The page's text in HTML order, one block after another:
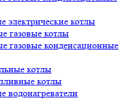
электрические котлы
газовые котлы
газовые конденсационные
котлы
котлы
водонагреватели